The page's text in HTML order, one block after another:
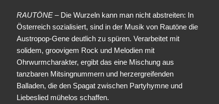
RAUTÖNE– Die Wurzeln kann man nicht abstreiten: In
Österreich sozialisiert, sind in der Musik von Rautöne die
Austropop-Gene deutlich zu spüren. Verarbeitet mit
solidem, groovigem Rock und Melodien mit
Ohrwurmcharakter, ergibt das eine Mischung aus
tanzbaren Mitsingnummern und herzergreifenden
Balladen, die den Spagat zwischen Partyhymne und
Liebeslied mühelos schaffen.